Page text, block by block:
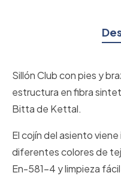
Sillón Club con pies y
estructura en fibra
Bitta de Kettal.
El cojín del asiento
diferentes colores de
En-581-4 y limpieza